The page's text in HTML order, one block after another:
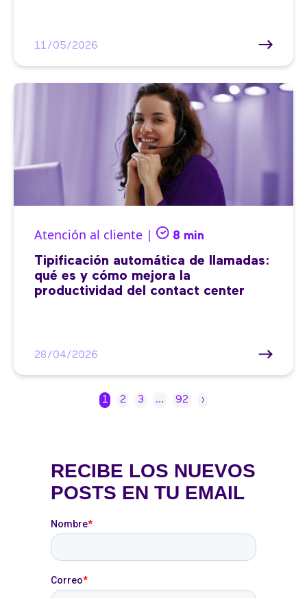
11/05/2026
Atención al cliente | 8 min
Tipificación automática de llamadas:
qué es y cómo mejora la
productividad del contact center
28/04/2026
1 2 3 … 92 ›